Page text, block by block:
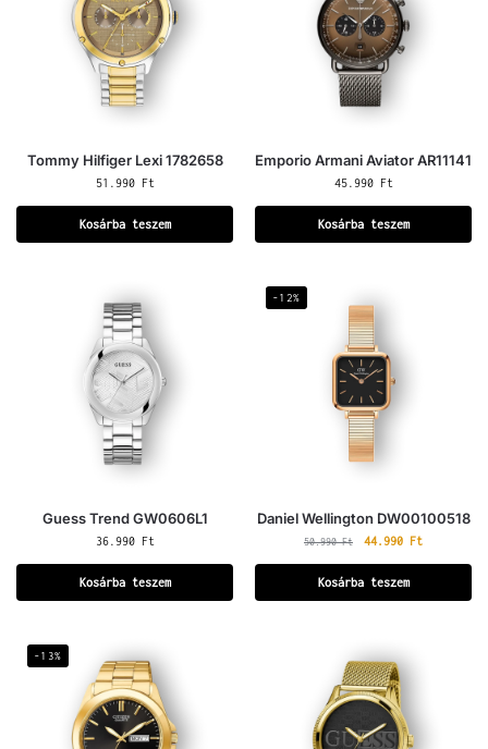
Tommy Hilfiger Lexi 1782658
51.990 Ft
Kosárba teszem
Emporio Armani Aviator AR11141
45.990 Ft
Kosárba teszem
Guess Trend GW0606L1
36.990 Ft
Kosárba teszem
-12%
Daniel Wellington DW00100518
50.990Ft 44.990 Ft
Kosárba teszem
-13%